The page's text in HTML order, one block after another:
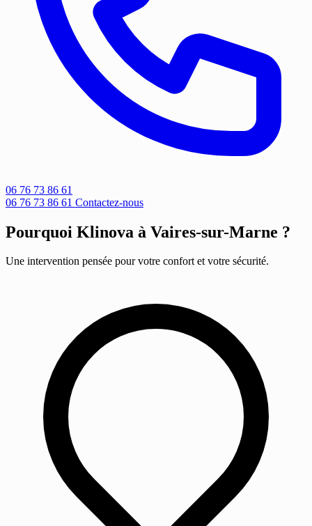
06 76 73 86 61
06 76 73 86 61 Contactez-nous
Pourquoi Klinova à Vaires-sur-Marne ?
Une intervention pensée pour votre confort et votre sécurité.